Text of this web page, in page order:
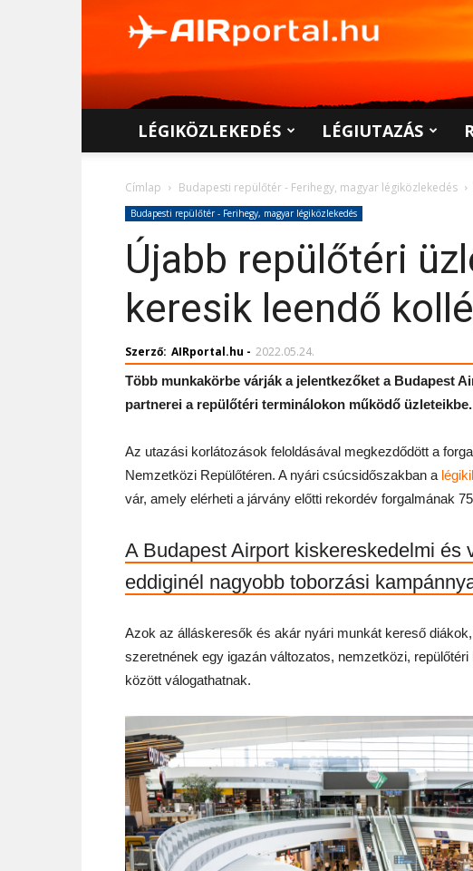
LÉGIKÖZLEKEDÉS LÉGIUTAZÁS
Címlap Budapesti repülőtér - Ferihegy, magyar légiközlekedés
Budapesti repülőtér - Ferihegy, magyar légiközlekedés
Újabb repülőtéri
keresik leendő
Szerző: AIRportal.hu - 2022.05.24.
Több munkakörbe várják a jelentkezőket a Budapest
partnerei a repülőtéri terminálokon működő üzleteikbe.
Az utazási korlátozások feloldásával megkezdődött a
Nemzetközi Repülőtéren. A nyári csúcsidőszakban a
vár, amely elérheti a járvány előtti rekordév forgalmának
A Budapest Airport kiskereskedelmi és
eddiginél nagyobb toborzási
Azok az álláskeresők és akár nyári munkát kereső
szeretnének egy igazán változatos, nemzetközi,
között válogathatnak.